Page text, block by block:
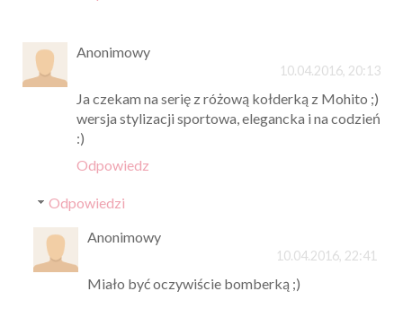
Anonimowy
10.04.2016, 20:13
Ja czekam na serię z różową kołderką z Mohito ;)
wersja stylizacji sportowa, elegancka i na codzień
:)
Odpowiedz
Odpowiedzi
Anonimowy
10.04.2016, 22:41
Miało być oczywiście bomberką ;)